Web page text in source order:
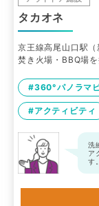
タカオネ
京王線高尾山口駅
焚き火場・BBQ場を
#360°パノラマ
#アクティビティ
洗
ア
す。